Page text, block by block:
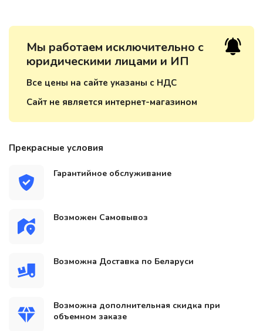
Мы работаем исключительно с
юридическими лицами и ИП
Все цены на сайте указаны с НДС
Сайт не является интернет-магазином
Прекрасные условия
Гарантийное обслуживание
Возможен Самовывоз
Возможна Доставка по Беларуси
Возможна дополнительная скидка при
объемном заказе